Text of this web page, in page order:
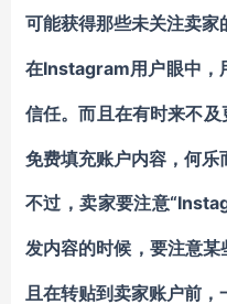
可能获得那些未关注卖家
在Instagram用户眼中，
信任。而且在有时来不
免费填充账户内容，何乐
不过，卖家要注意
发内容的时候，要注意某
且在转贴到卖家账户前，